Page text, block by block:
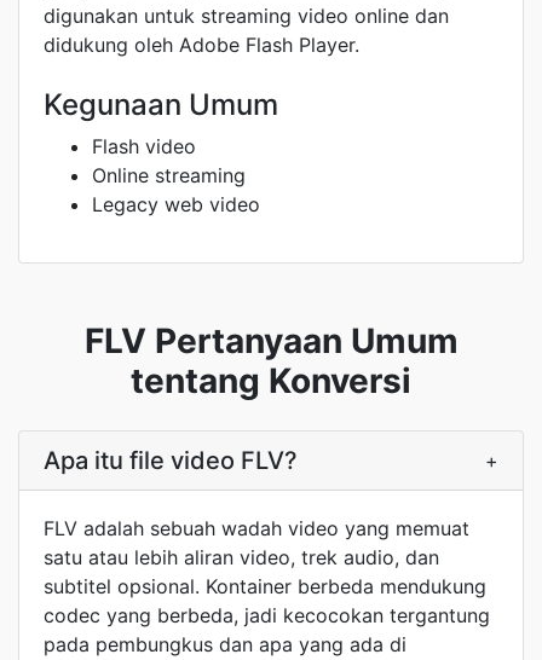
digunakan untuk streaming video online dan
didukung oleh Adobe Flash Player.
Kegunaan Umum
Flash video
Online streaming
Legacy web video
FLV Pertanyaan Umum
tentang Konversi
Apa itu file video FLV? +
FLV adalah sebuah wadah video yang memuat
satu atau lebih aliran video, trek audio, dan
subtitel opsional. Kontainer berbeda mendukung
codec yang berbeda, jadi kecocokan tergantung
pada pembungkus dan apa yang ada di